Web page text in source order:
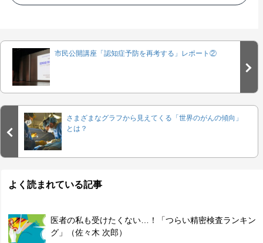
市民公開講座「認知症予防を再考する」レポート②
さまざまなグラフから見えてくる「世界のがんの傾向」
とは？
よく読まれている記事
医者の私も受けたくない…！「つらい精密検査ランキン
グ」（佐々木 次郎）